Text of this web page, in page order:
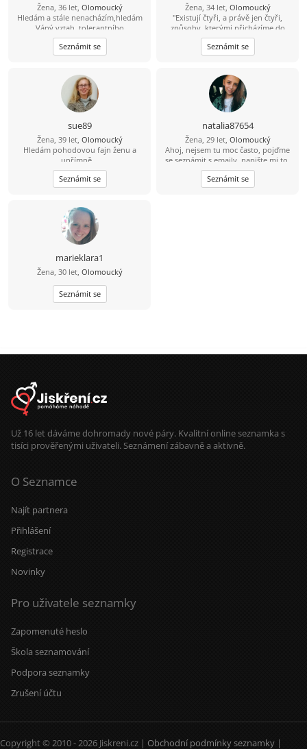
Žena, 36 let, Olomoucký
Hledám a stále nenacházím,hledám
Váný vztah ,tolerantního
muže,pracujícího a hodného naopak
mu mohu nabídnout svvé srdce a
svou Lásku !!!jen vážně!!Hledám i
není nikdy dost :o))
Seznámit se
Žena, 34 let, Olomoucký
"Existují čtyři, a právě jen čtyři,
způsoby, kterými přicházíme do
kontaktu s okolním světem. A jsme
oceňováni a hodnoceni právě podle
těchto čtyř kritérií: co děláme, jak
říkáme." :))
Seznámit se
sue89
Žena, 39 let, Olomoucký
Hledám pohodovou fajn ženu a
upřímně ..
Seznámit se
natalia87654
Žena, 29 let, Olomoucký
Ahoj, nejsem tu moc často, pojďme
se seznámit s emaily, napište mi to,
ráda bych tam o sobě řekla.
Seznámit se
marieklara1
Žena, 30 let, Olomoucký
Seznámit se
Už 16 let dáváme dohromady nové páry. Kvalitní online seznamka s
tisíci prověřenými uživateli. Seznámení zábavně a aktivně.
O Seznamce
Najít partnera
Přihlášení
Registrace
Novinky
Pro uživatele seznamky
Zapomenuté heslo
Škola seznamování
Podpora seznamky
Zrušení účtu
Copyright © 2010 - 2026 Jiskreni.cz | Obchodní podmínky seznamky |